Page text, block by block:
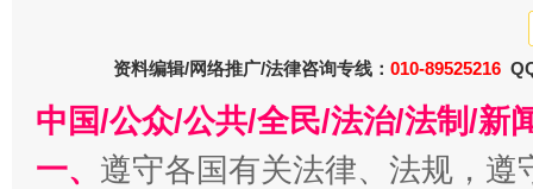
资料编辑/网络推广/法律咨询专线： 010-89525216
中国/公众/公共/全民/法治/法制/新
一、 遵守各国有关法律、法规，